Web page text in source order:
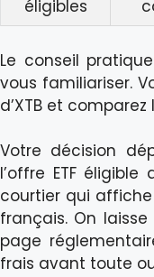
éligibles
Le conseil
vous familiariser.
d’XTB et
Votre décision
l’offre ETF
courtier qui affiche
français. On
page
frais avant toute